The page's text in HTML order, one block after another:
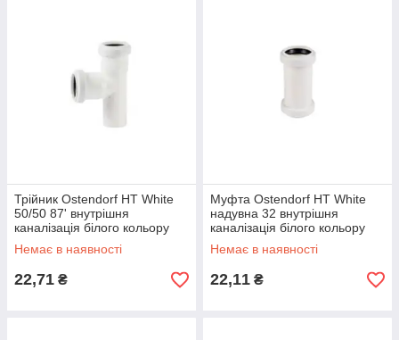
Трійник Ostendorf HT White
50/50 87' внутрішня
каналізація білого кольору
Немає в наявності
22,71 ₴
Муфта Ostendorf HT White
надувна 32 внутрішня
каналізація білого кольору
Немає в наявності
22,11 ₴